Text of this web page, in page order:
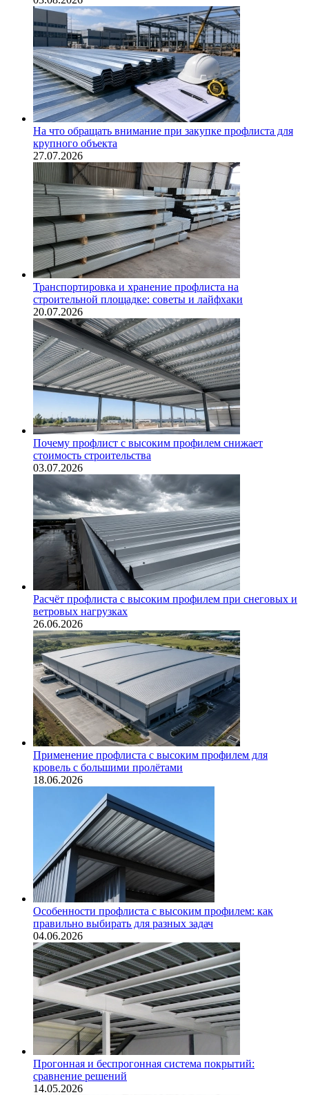
На что обращать внимание при закупке профлиста для
крупного объекта
27.07.2026
Транспортировка и хранение профлиста на
строительной площадке: советы и лайфхаки
20.07.2026
Почему профлист с высоким профилем снижает
стоимость строительства
03.07.2026
Расчёт профлиста с высоким профилем при снеговых и
ветровых нагрузках
26.06.2026
Применение профлиста с высоким профилем для
кровель с большими пролётами
18.06.2026
Особенности профлиста с высоким профилем: как
правильно выбирать для разных задач
04.06.2026
Прогонная и беспрогонная система покрытий:
сравнение решений
14.05.2026